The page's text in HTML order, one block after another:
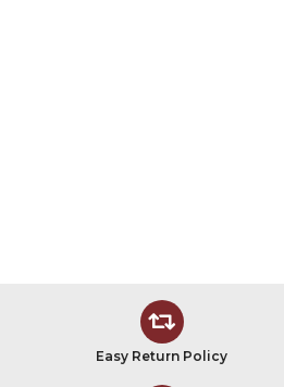
Easy Return Policy